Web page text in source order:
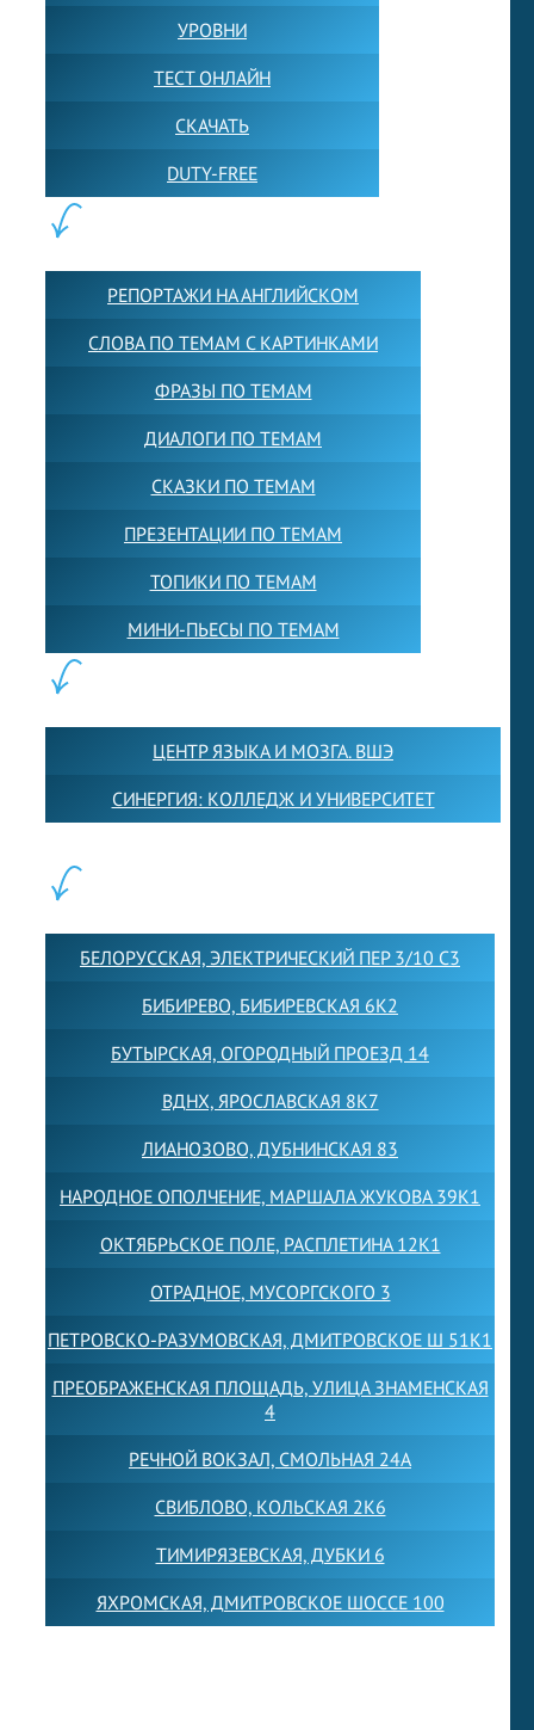
УРОВНИ
ТЕСТ ОНЛАЙН
СКАЧАТЬ
DUTY-FREE
РЕПОРТАЖИ НА АНГЛИЙСКОМ
СЛОВА ПО ТЕМАМ С КАРТИНКАМИ
ФРАЗЫ ПО ТЕМАМ
ДИАЛОГИ ПО ТЕМАМ
СКАЗКИ ПО ТЕМАМ
ПРЕЗЕНТАЦИИ ПО ТЕМАМ
ТОПИКИ ПО ТЕМАМ
МИНИ-ПЬЕСЫ ПО ТЕМАМ
ЦЕНТР ЯЗЫКА И МОЗГА. ВШЭ
СИНЕРГИЯ: КОЛЛЕДЖ И УНИВЕРСИТЕТ
БЕЛОРУССКАЯ, ЭЛЕКТРИЧЕСКИЙ ПЕР 3/10 С3
БИБИРЕВО, БИБИРЕВСКАЯ 6К2
БУТЫРСКАЯ, ОГОРОДНЫЙ ПРОЕЗД 14
ВДНХ, ЯРОСЛАВСКАЯ 8К7
ЛИАНОЗОВО, ДУБНИНСКАЯ 83
НАРОДНОЕ ОПОЛЧЕНИЕ, МАРШАЛА ЖУКОВА 39К1
ОКТЯБРЬСКОЕ ПОЛЕ, РАСПЛЕТИНА 12К1
ОТРАДНОЕ, МУСОРГСКОГО 3
ПЕТРОВСКО-РАЗУМОВСКАЯ, ДМИТРОВСКОЕ Ш 51К1
ПРЕОБРАЖЕНСКАЯ ПЛОЩАДЬ, УЛИЦА ЗНАМЕНСКАЯ
4
РЕЧНОЙ ВОКЗАЛ, СМОЛЬНАЯ 24А
СВИБЛОВО, КОЛЬСКАЯ 2К6
ТИМИРЯЗЕВСКАЯ, ДУБКИ 6
ЯХРОМСКАЯ, ДМИТРОВСКОЕ ШОССЕ 100